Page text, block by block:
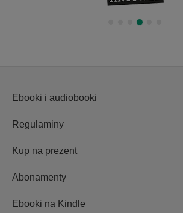
Ebooki i audiobooki
Regulaminy
Kup na prezent
Abonamenty
Ebooki na Kindle